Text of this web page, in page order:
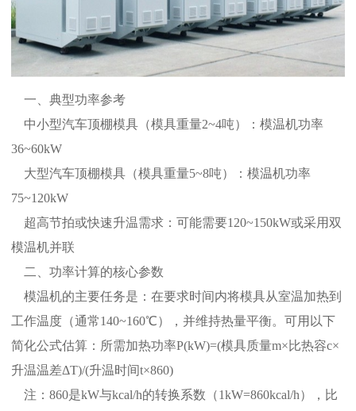
一、典型功率参考
中小型汽车顶棚模具（模具重量2~4吨）：模温机功率
36~60kW
大型汽车顶棚模具（模具重量5~8吨）：模温机功率
75~120kW
超高节拍或快速升温需求：可能需要120~150kW或采用双
模温机并联
二、功率计算的核心参数
模温机的主要任务是：在要求时间内将模具从室温加热到
工作温度（通常140~160℃），并维持热量平衡。可用以下
简化公式估算：所需加热功率P(kW)=(模具质量m×比热容c×
升温温差ΔT)/(升温时间t×860)
注：860是kW与kcal/h的转换系数（1kW=860kcal/h），比